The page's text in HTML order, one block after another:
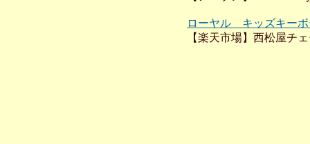
ローヤル キッズキーボ
【楽天市場】西松屋チ